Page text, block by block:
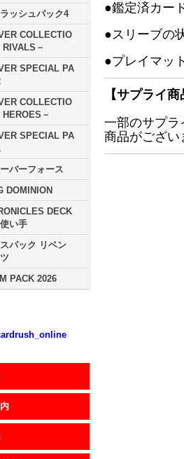
ッシュパック4
COLLECTIO
－
SPECIAL PA
COLLECTIO
－
SPECIAL PA
バーフォース
DOMINION
DECK
い手
パック リベン
PACK 2026
●鑑定済カー
●スリーブの
●プレイマッ
【サプライ
一部のサプラ
商品がござい